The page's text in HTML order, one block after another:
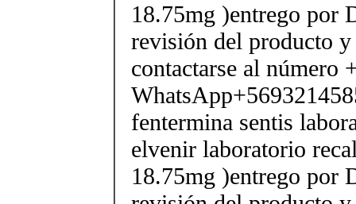
18.75mg )entrego por
revisión del producto
contactarse al número
fentermina sentis
elvenir laboratorio
18.75mg )entrego por